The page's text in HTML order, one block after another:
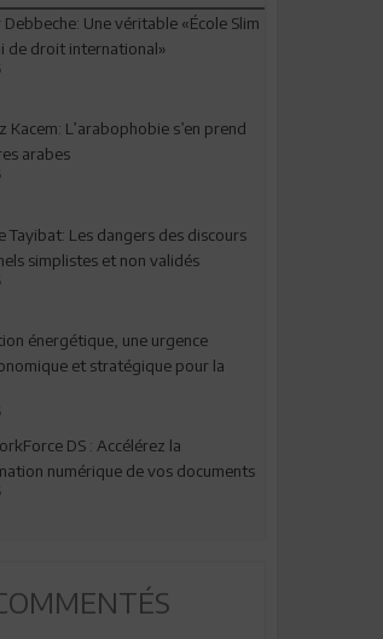
Une véritable «École Slim
de droit international»
Kacem: L’arabophobie s’en prend
arabes
Tayibat: Les dangers des discours
simplistes et non validés
énergétique, une urgence
et stratégique pour la
DS : Accélérez la
numérique de vos documents